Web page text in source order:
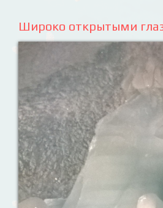
Широко открытыми